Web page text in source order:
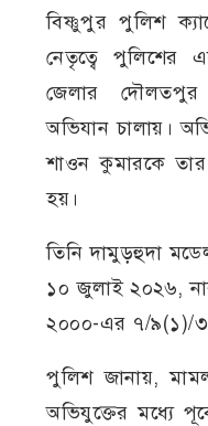
বিষ্ণুপুর পুলিশ
নেতৃত্বে পুলিশের
জেলার দৌলতপুর
অভিযান চালায়।
শাওন কুমারকে তার
হয়।
তিনি দামুড়হুদা
১০ জুলাই ২০২৬,
২০০০-এর ৭/৯(১)/
পুলিশ জানায়,
অভিযুক্তের মধ্যে